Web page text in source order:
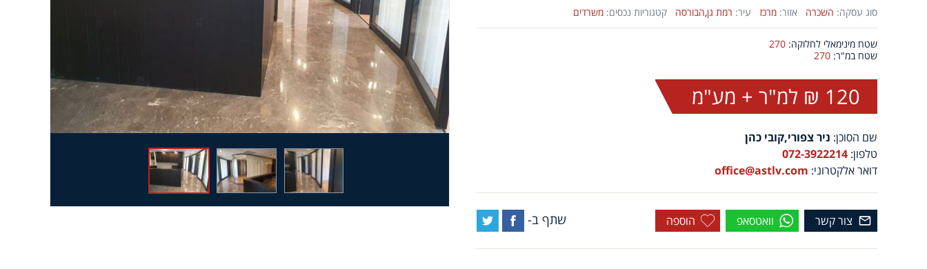
סוג עסקה: השכרה אזור: מרכז עיר: רמת גן,הבורסה קטגוריות נכסים: משרדים
שטח מינימאלי לחלוקה: 270
שטח במ"ר: 270
120 ₪ למ"ר + מע"מ
שם הסוכן: ניר צפורי,קובי כהן
טלפון: 072-3922214
דואר אלקטרוני: office@astlv.com
צור קשר וואטסאפ הוספה שתף ב-